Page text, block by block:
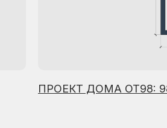
ПРОЕКТ ДОМА ОТ98: